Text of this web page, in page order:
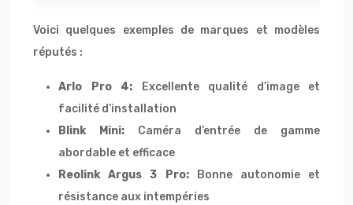
Voici quelques exemples de marques et modèles
réputés :
Arlo Pro 4:
Excellente qualité d’image et
facilité d’installation
Blink Mini: Caméra d’entrée de gamme
abordable et efficace
Reolink Argus 3 Pro:
Bonne autonomie et
résistance aux intempéries